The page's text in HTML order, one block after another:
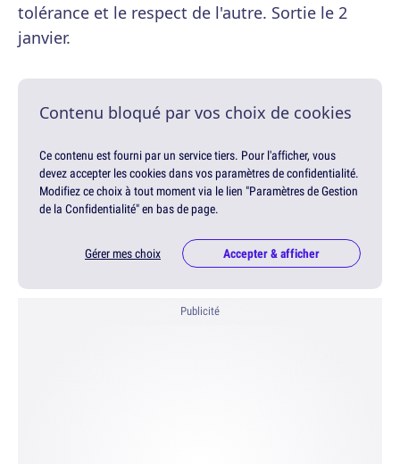
tolérance et le respect de l'autre. Sortie le 2
janvier.
Contenu bloqué par vos choix de cookies
Ce contenu est fourni par un service tiers. Pour l'afficher, vous
devez accepter les cookies dans vos paramètres de confidentialité.
Modifiez ce choix à tout moment via le lien "Paramètres de Gestion
de la Confidentialité" en bas de page.
Gérer mes choix Accepter & afficher
Publicité